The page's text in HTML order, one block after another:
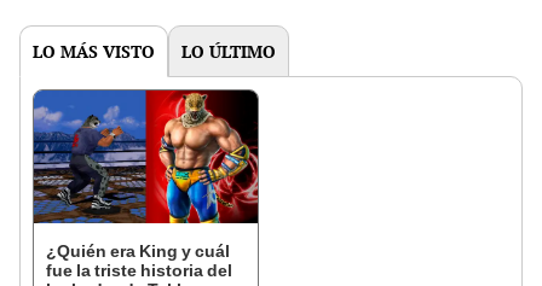
LO MÁS VISTO LO ÚLTIMO
¿Quién era King y cuál
fue la triste historia del